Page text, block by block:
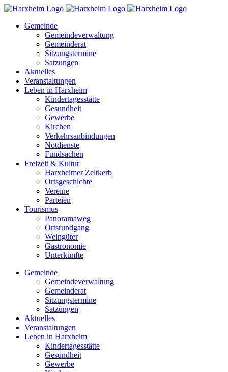
Zum
springenGemeinde
Gemeindeverwaltung
Gemeinderat
Sitzungstermine
Satzungen
Aktuelles
Veranstaltungen
Leben in Harxheim
Kindertagesstätte
Gesundheit
Gewerbe
Kirchen
Verkehrsanbindungen
Notdienste
Fundsachen
Freizeit & Kultur
Harxheimer Zeltkerb
Ortsgeschichte
Vereine
Parteien
Tourismus
Panoramaweg
Ortsrundgang
Weingüter
Gastronomie
Unterkünfte
Gemeinde
Gemeindeverwaltung
Gemeinderat
Sitzungstermine
Satzungen
Aktuelles
Veranstaltungen
Leben in Harxheim
Kindertagesstätte
Gesundheit
Gewerbe